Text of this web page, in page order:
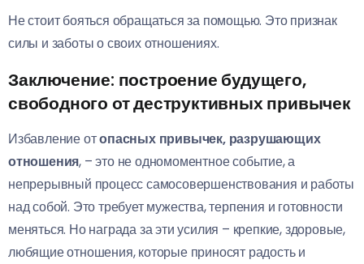
Не стоит бояться обращаться за помощью. Это признак
силы и заботы о своих отношениях.
Заключение: построение будущего,
свободного от деструктивных привычек
Избавление отопасных привычек, разрушающих
отношения, – это не одномоментное событие, а
непрерывный процесс самосовершенствования и работы
над собой. Это требует мужества, терпения и готовности
меняться. Но награда за эти усилия – крепкие, здоровые,
любящие отношения, которые приносят радость и